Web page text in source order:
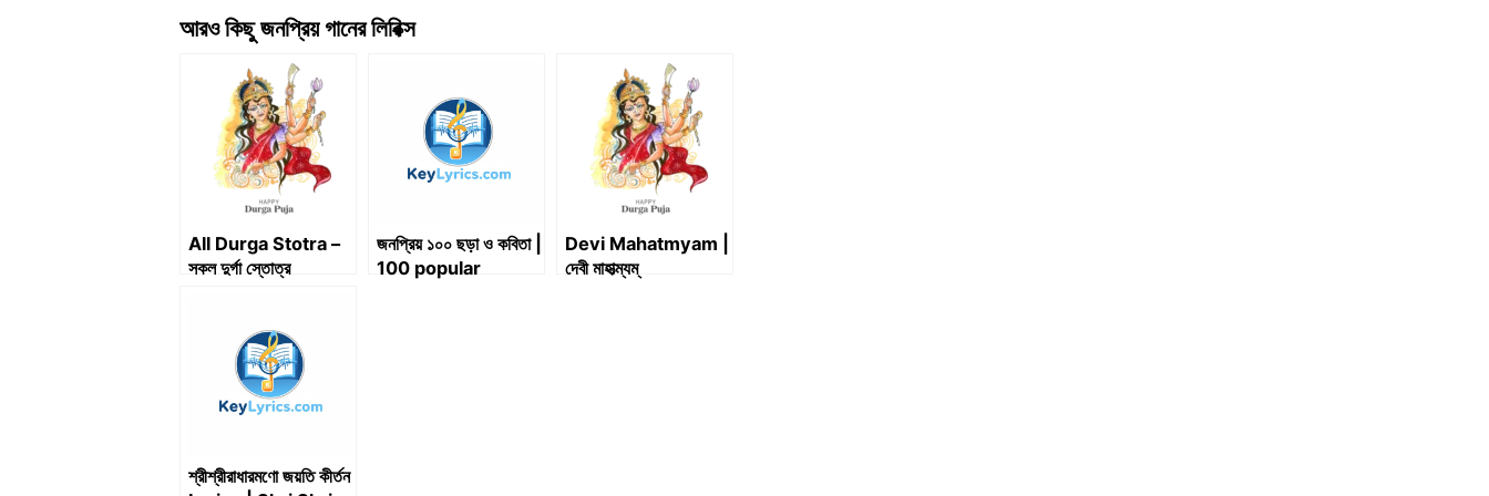
আরও কিছু জনপ্রিয় গানের লিরিক্স
All Durga Stotra –
সকল দুর্গা স্তোত্র
জনপ্রিয় ১০০ ছড়া ও কবিতা |
100 popular
Devi Mahatmyam |
দেবী মাহাত্ম্যম্
শ্রীশ্রীরাধারমণো জয়তি কীর্তন